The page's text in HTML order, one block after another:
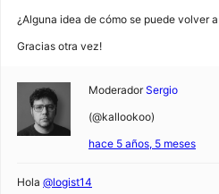
¿Alguna idea de cómo se puede volver
Gracias otra vez!
Moderador Sergio
(@kallookoo)
hace 5 años, 5 meses
Hola @logist14